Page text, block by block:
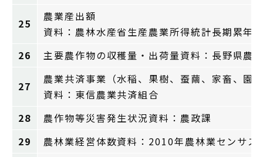
25
農業産出額
資料：農林水産省生産農業所得統計長期累年
26
主要農作物の収穫量・出荷量資料：長野県農
27
農業共済事業（水稲、果樹、蚕繭、家畜、園
資料：東信農業共済組合
28
農作物等災害発生状況資料：農政課
29
農林業経営体数資料：2010年農林業センサス